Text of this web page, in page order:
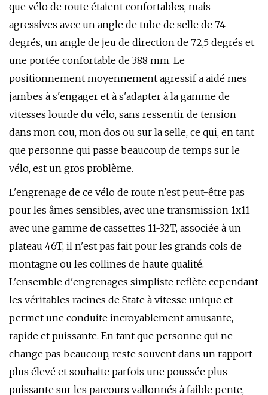
que vélo de route étaient confortables, mais
agressives avec un angle de tube de selle de 74
degrés, un angle de jeu de direction de 72,5 degrés et
une portée confortable de 388 mm. Le
positionnement moyennement agressif a aidé mes
jambes à s'engager et à s'adapter à la gamme de
vitesses lourde du vélo, sans ressentir de tension
dans mon cou, mon dos ou sur la selle, ce qui, en tant
que personne qui passe beaucoup de temps sur le
vélo, est un gros problème.
L'engrenage de ce vélo de route n'est peut-être pas
pour les âmes sensibles, avec une transmission 1x11
avec une gamme de cassettes 11-32T, associée à un
plateau 46T, il n'est pas fait pour les grands cols de
montagne ou les collines de haute qualité.
L'ensemble d'engrenages simpliste reflète cependant
les véritables racines de State à vitesse unique et
permet une conduite incroyablement amusante,
rapide et puissante. En tant que personne qui ne
change pas beaucoup, reste souvent dans un rapport
plus élevé et souhaite parfois une poussée plus
puissante sur les parcours vallonnés à faible pente,